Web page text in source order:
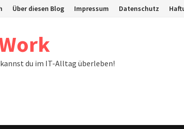
Über diesen Blog Impressum Datenschutz
du im IT-Alltag überleben!